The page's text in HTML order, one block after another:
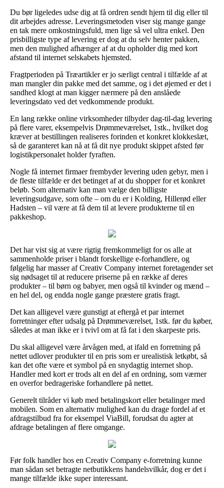
Du bør ligeledes udse dig at få ordren sendt hjem til dig eller til
dit arbejdes adresse. Leveringsmetoden viser sig mange gange
en tak mere omkostningsfuld, men lige så vel ultra enkel. Den
prisbilligste type af levering er dog at du selv henter pakken,
men den mulighed afhænger af at du opholder dig med kort
afstand til internet selskabets hjemsted.
Fragtperioden på Træartikler er jo særligt central i tilfælde af at
man mangler din pakke med det samme, og i det øjemed er det i
sandhed klogt at man kigger nærmere på den anslåede
leveringsdato ved det vedkommende produkt.
En lang række online virksomheder tilbyder dag-til-dag levering
på flere varer, eksempelvis Drømmeværelset, 1stk., hvilket dog
kræver at bestillingen realiseres forinden et konkret klokkeslæt,
så de garanteret kan nå at få dit nye produkt skippet afsted før
logistikpersonalet holder fyraften.
Nogle få internet firmaer frembyder levering uden gebyr, men i
de fleste tilfælde er det betinget af at du shopper for et konkret
beløb. Som alternativ kan man vælge den billigste
leveringsudgave, som ofte – om du er i Kolding, Hillerød eller
Hadsten – vil være at få dem til at levere produkterne til en
pakkeshop.
Det har vist sig at være rigtig fremkommeligt for os alle at
sammenholde priser i blandt forskellige e-forhandlere, og
følgelig har masser af Creativ Company internet foretagender set
sig nødsaget til at reducere priserne på en række af deres
produkter – til børn og babyer, men også til kvinder og mænd –
en hel del, og endda nogle gange præstere gratis fragt.
Det kan alligevel være gunstigt at eftergå et par internet
forretninger efter udsalg på Drømmeværelset, 1stk. før du køber,
således at man ikke er i tvivl om at få fat i den skarpeste pris.
Du skal alligevel være årvågen med, at ifald en forretning på
nettet udlover produkter til en pris som er urealistisk letkøbt, så
kan det ofte være et symbol på en snydagtig internet shop.
Handler med kort er trods alt en del af en ordning, som værner
en overfor bedrageriske forhandlere på nettet.
Generelt tilråder vi køb med betalingskort eller betalinger med
mobilen. Som en alternativ mulighed kan du drage fordel af et
afdragstilbud fra for eksempel ViaBill, forudsat du agter at
afdrage betalingen af flere omgange.
Før folk handler hos en Creativ Company e-forretning kunne
man sådan set betragte netbutikkens handelsvilkår, dog er det i
mange tilfælde ikke super interessant.